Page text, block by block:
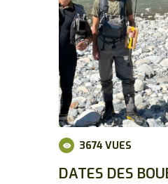
3674 VUES
DATES DES